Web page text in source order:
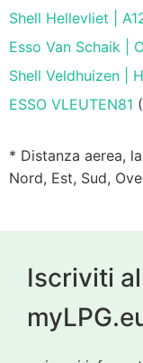
Shell Hellevliet |
Esso Van Schaik |
Shell Veldhuizen |
ESSO VLEUTEN81 (
* Distanza aerea,
Nord, Est, Sud,
Iscriviti